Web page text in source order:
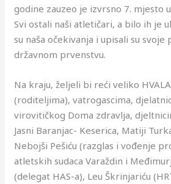
godine zauzeo je izvrsno 7. mjesto
Svi ostali naši atletičari, a bilo ih je
su naša očekivanja i upisali su
državnom prvenstvu.
Na kraju, željeli bi reći veliko
(roditeljima), vatrogascima,
virovitičkog Doma zdravlja,
Jasni Baranjac- Keserica, Matiji
Nebojši Pešiću (razglas i vođenje
atletskih sudaca Varaždin i
(delegat HAS-a), Leu Škrinjariću